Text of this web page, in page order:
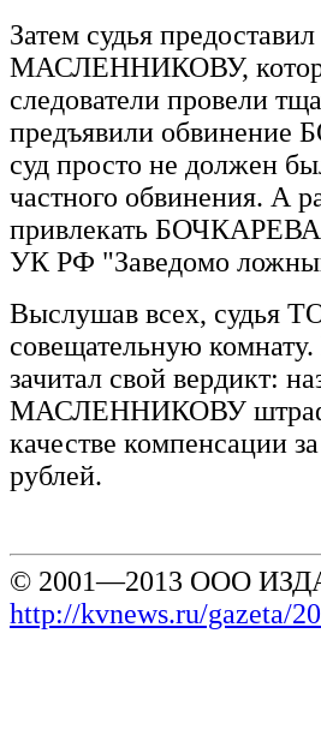
Затем судья
МАСЛЕННИКОВУ,
следователи провели
предъявили обвинение
суд просто не должен
частного обвинения. А
привлекать БОЧКАРЕВА
УК РФ "Заведомо
Выслушав всех, судья
совещательную
зачитал свой вердикт:
МАСЛЕННИКОВУ штраф
качестве компенсации
рублей.
© 2001—2013 ООО
http://kvnews.ru/gazeta/